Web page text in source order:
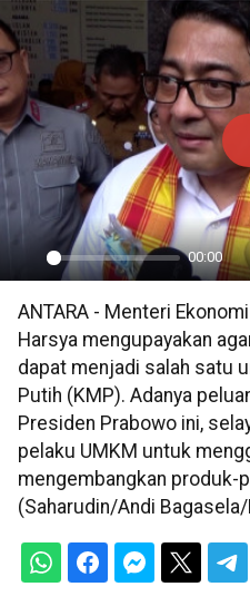
Play
00:00
ANTARA - Menteri
Harsya mengupayakan
dapat menjadi salah satu
Putih (KMP). Adanya
Presiden Prabowo ini,
pelaku UMKM untuk
mengembangkan produk-
(Saharudin/Andi